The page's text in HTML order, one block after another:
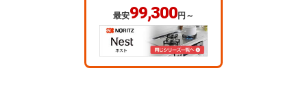
最安99,300円～